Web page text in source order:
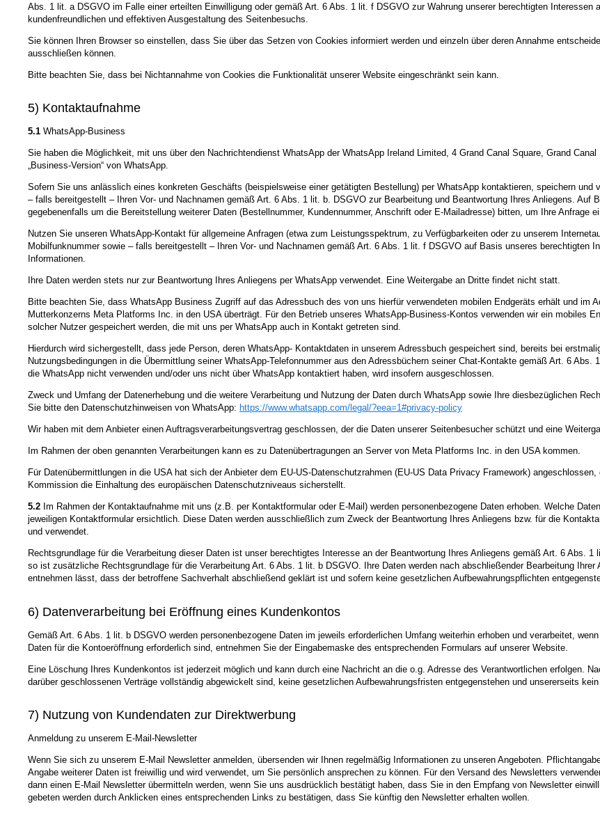
Abs. 1 lit. a DSGVO im Falle einer erteilten Einwilligung oder gemäß Art. 6 Abs. 1 lit. f DSGVO zur Wahrung unserer berechtigten Interessen
kundenfreundlichen und effektiven Ausgestaltung des Seitenbesuchs.
Sie können Ihren Browser so einstellen, dass Sie über das Setzen von Cookies informiert werden und einzeln über deren Annahme
ausschließen können.
Bitte beachten Sie, dass bei Nichtannahme von Cookies die Funktionalität unserer Website eingeschränkt sein kann.
5) Kontaktaufnahme
5.1 WhatsApp-Business
Sie haben die Möglichkeit, mit uns über den Nachrichtendienst WhatsApp der WhatsApp Ireland Limited, 4 Grand Canal Square, Grand
„Business-Version“ von WhatsApp.
Sofern Sie uns anlässlich eines konkreten Geschäfts (beispielsweise einer getätigten Bestellung) per WhatsApp kontaktieren, speichern
– falls bereitgestellt – Ihren Vor- und Nachnamen gemäß Art. 6 Abs. 1 lit. b. DSGVO zur Bearbeitung und Beantwortung Ihres Anliegens. Auf
gegebenenfalls um die Bereitstellung weiterer Daten (Bestellnummer, Kundennummer, Anschrift oder E-Mailadresse) bitten, um Ihre Anfrage
Nutzen Sie unseren WhatsApp-Kontakt für allgemeine Anfragen (etwa zum Leistungsspektrum, zu Verfügbarkeiten oder zu unserem
Mobilfunknummer sowie – falls bereitgestellt – Ihren Vor- und Nachnamen gemäß Art. 6 Abs. 1 lit. f DSGVO auf Basis unseres berechtigten
Informationen.
Ihre Daten werden stets nur zur Beantwortung Ihres Anliegens per WhatsApp verwendet. Eine Weitergabe an Dritte findet nicht statt.
Bitte beachten Sie, dass WhatsApp Business Zugriff auf das Adressbuch des von uns hierfür verwendeten mobilen Endgeräts erhält und im
Mutterkonzerns Meta Platforms Inc. in den USA überträgt. Für den Betrieb unseres WhatsApp-Business-Kontos verwenden wir ein mobiles
solcher Nutzer gespeichert werden, die mit uns per WhatsApp auch in Kontakt getreten sind.
Hierdurch wird sichergestellt, dass jede Person, deren WhatsApp- Kontaktdaten in unserem Adressbuch gespeichert sind, bereits bei
Nutzungsbedingungen in die Übermittlung seiner WhatsApp-Telefonnummer aus den Adressbüchern seiner Chat-Kontakte gemäß Art. 6
die WhatsApp nicht verwenden und/oder uns nicht über WhatsApp kontaktiert haben, wird insofern ausgeschlossen.
Zweck und Umfang der Datenerhebung und die weitere Verarbeitung und Nutzung der Daten durch WhatsApp sowie Ihre diesbezüglichen
Sie bitte den Datenschutzhinweisen von WhatsApp: https://www.whatsapp.com/legal/?eea=1#privacy-policy
Wir haben mit dem Anbieter einen Auftragsverarbeitungsvertrag geschlossen, der die Daten unserer Seitenbesucher schützt und eine
Im Rahmen der oben genannten Verarbeitungen kann es zu Datenübertragungen an Server von Meta Platforms Inc. in den USA kommen.
Für Datenübermittlungen in die USA hat sich der Anbieter dem EU-US-Datenschutzrahmen (EU-US Data Privacy Framework)
Kommission die Einhaltung des europäischen Datenschutzniveaus sicherstellt.
5.2 Im Rahmen der Kontaktaufnahme mit uns (z.B. per Kontaktformular oder E-Mail) werden personenbezogene Daten erhoben. Welche
jeweiligen Kontaktformular ersichtlich. Diese Daten werden ausschließlich zum Zweck der Beantwortung Ihres Anliegens bzw. für die
und verwendet.
Rechtsgrundlage für die Verarbeitung dieser Daten ist unser berechtigtes Interesse an der Beantwortung Ihres Anliegens gemäß Art. 6 Abs.
so ist zusätzliche Rechtsgrundlage für die Verarbeitung Art. 6 Abs. 1 lit. b DSGVO. Ihre Daten werden nach abschließender Bearbeitung
entnehmen lässt, dass der betroffene Sachverhalt abschließend geklärt ist und sofern keine gesetzlichen Aufbewahrungspflichten
6) Datenverarbeitung bei Eröffnung eines Kundenkontos
Gemäß Art. 6 Abs. 1 lit. b DSGVO werden personenbezogene Daten im jeweils erforderlichen Umfang weiterhin erhoben und verarbeitet,
Daten für die Kontoeröffnung erforderlich sind, entnehmen Sie der Eingabemaske des entsprechenden Formulars auf unserer Website.
Eine Löschung Ihres Kundenkontos ist jederzeit möglich und kann durch eine Nachricht an die o.g. Adresse des Verantwortlichen erfolgen.
darüber geschlossenen Verträge vollständig abgewickelt sind, keine gesetzlichen Aufbewahrungsfristen entgegenstehen und unsererseits
7) Nutzung von Kundendaten zur Direktwerbung
Anmeldung zu unserem E-Mail-Newsletter
Wenn Sie sich zu unserem E-Mail Newsletter anmelden, übersenden wir Ihnen regelmäßig Informationen zu unseren Angeboten.
Angabe weiterer Daten ist freiwillig und wird verwendet, um Sie persönlich ansprechen zu können. Für den Versand des Newsletters
dann einen E-Mail Newsletter übermitteln werden, wenn Sie uns ausdrücklich bestätigt haben, dass Sie in den Empfang von Newsletter
gebeten werden durch Anklicken eines entsprechenden Links zu bestätigen, dass Sie künftig den Newsletter erhalten wollen.